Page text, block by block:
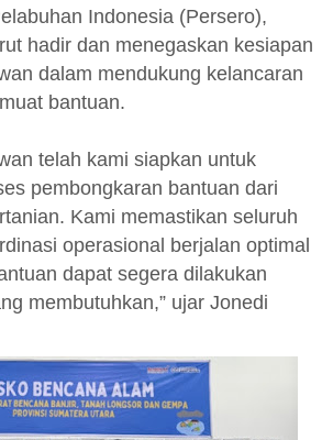
Indonesia (Persero),
hadir dan menegaskan kesiapan
dalam mendukung kelancaran
bantuan.
telah kami siapkan untuk
pembongkaran bantuan dari
Kami memastikan seluruh
operasional berjalan optimal
dapat segera dilakukan
membutuhkan,” ujar Jonedi